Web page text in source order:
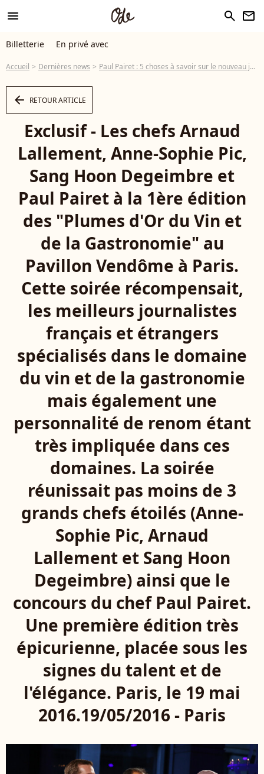
menu search newsletter
Billetterie En privé avec
Accueil Dernières news Paul Pairet : 5 choses à savoir sur le nouveau juré de Top Chef
arrow_left RETOUR ARTICLE
Exclusif - Les chefs Arnaud
Lallement, Anne-Sophie Pic,
Sang Hoon Degeimbre et
Paul Pairet à la 1ère édition
des "Plumes d'Or du Vin et
de la Gastronomie" au
Pavillon Vendôme à Paris.
Cette soirée récompensait,
les meilleurs journalistes
français et étrangers
spécialisés dans le domaine
du vin et de la gastronomie
mais également une
personnalité de renom étant
très impliquée dans ces
domaines. La soirée
réunissait pas moins de 3
grands chefs étoilés (Anne-
Sophie Pic, Arnaud
Lallement et Sang Hoon
Degeimbre) ainsi que le
concours du chef Paul Pairet.
Une première édition très
épicurienne, placée sous les
signes du talent et de
l'élégance. Paris, le 19 mai
2016.19/05/2016 - Paris